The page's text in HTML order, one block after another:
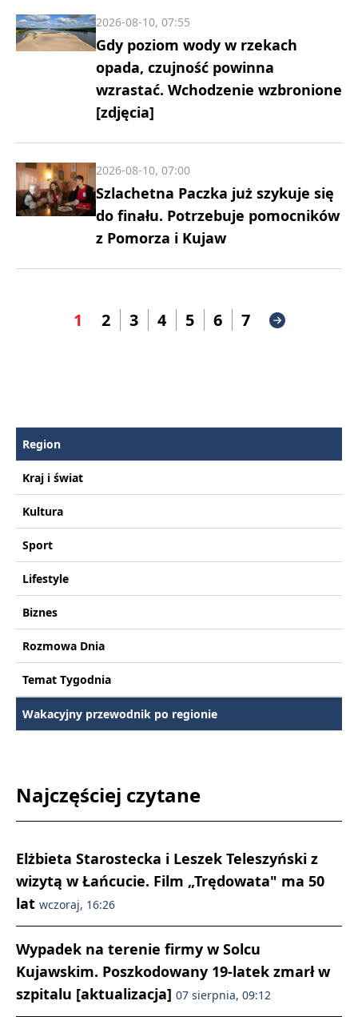
Gdy poziom wody w rzekach
opada, czujność powinna
wzrastać. Wchodzenie wzbronione
[zdjęcia]
2026-08-10, 07:55
Szlachetna Paczka już szykuje się
do finału. Potrzebuje pomocników
z Pomorza i Kujaw
2026-08-10, 07:00
1 2 3 4 5 6 7
Region
Kraj i świat
Kultura
Sport
Lifestyle
Biznes
Rozmowa Dnia
Temat Tygodnia
Wakacyjny przewodnik po regionie
Najczęściej czytane
Elżbieta Starostecka i Leszek Teleszyński z
wizytą w Łańcucie. Film „Trędowata" ma 50
lat wczoraj, 16:26
Wypadek na terenie firmy w Solcu
Kujawskim. Poszkodowany 19-latek zmarł w
szpitalu [aktualizacja] 07 sierpnia, 09:12